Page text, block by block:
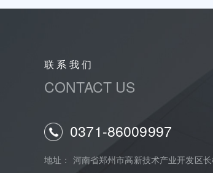
联 系 我 们
CONTACT US
0371-86009997
地址： 河南省郑州市高新技术产业开发区